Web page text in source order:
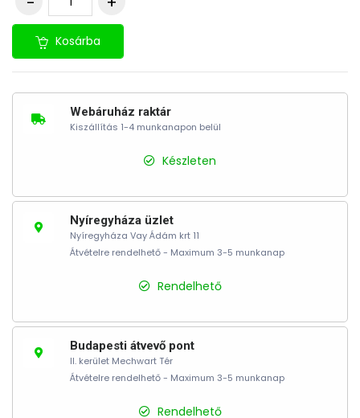
Kosárba
Webáruház raktár
Kiszállítás 1-4 munkanapon belül
Készleten
Nyíregyháza üzlet
Nyíregyháza Vay Ádám krt 11
Átvételre rendelhető - Maximum 3-5 munkanap
Rendelhető
Budapesti átvevő pont
II. kerület Mechwart Tér
Átvételre rendelhető - Maximum 3-5 munkanap
Rendelhető